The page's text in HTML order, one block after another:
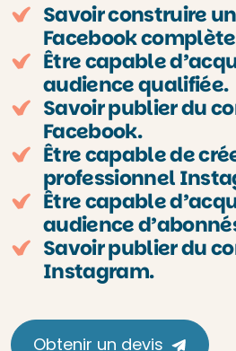
Savoir construire
Facebook
Être capable
audience qualifiée.
Savoir publier du
Facebook.
Être capable de
professionnel
Être capable
audience
Savoir publier du
Instagram.
Obtenir un devis